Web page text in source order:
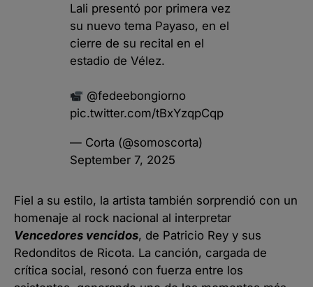
Lali presentó por primera vez
su nuevo tema Payaso, en el
cierre de su recital en el
estadio de Vélez.
@fedeebongiorno
pic.twitter.com/tBxYzqpCqp
— Corta (@somoscorta)
September 7, 2025
Fiel a su estilo, la artista también sorprendió con un
homenaje al rock nacional al interpretar
Vencedores vencidos, de Patricio Rey y sus
Redonditos de Ricota. La canción, cargada de
crítica social, resonó con fuerza entre los